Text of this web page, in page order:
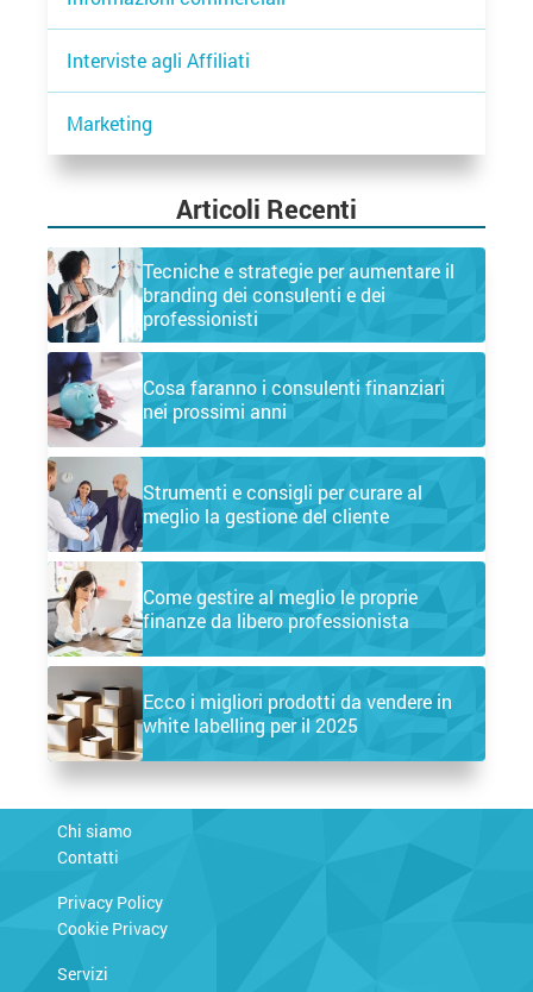
Interviste agli Affiliati
Marketing
Articoli Recenti
Tecniche e strategie per aumentare il
branding dei consulenti e dei
professionisti
Cosa faranno i consulenti finanziari
nei prossimi anni
Strumenti e consigli per curare al
meglio la gestione del cliente
Come gestire al meglio le proprie
finanze da libero professionista
Ecco i migliori prodotti da vendere in
white labelling per il 2025
Chi siamo
Contatti
Privacy Policy
Cookie Privacy
Servizi